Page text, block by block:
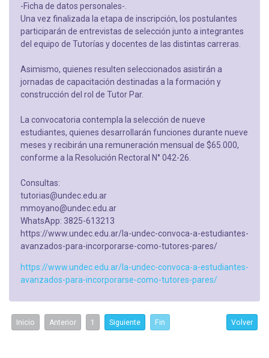
-Ficha de datos personales-.
Una vez finalizada la etapa de inscripción, los postulantes
participarán de entrevistas de selección junto a integrantes
del equipo de Tutorías y docentes de las distintas carreras.
Asimismo, quienes resulten seleccionados asistirán a
jornadas de capacitación destinadas a la formación y
construcción del rol de Tutor Par.
La convocatoria contempla la selección de nueve
estudiantes, quienes desarrollarán funciones durante nueve
meses y recibirán una remuneración mensual de $65.000,
conforme a la Resolución Rectoral N° 042-26.
Consultas:
tutorias@undec.edu.ar
mmoyano@undec.edu.ar
WhatsApp: 3825-613213
https://www.undec.edu.ar/la-undec-convoca-a-estudiantes-
avanzados-para-incorporarse-como-tutores-pares/
https://www.undec.edu.ar/la-undec-convoca-a-estudiantes-
avanzados-para-incorporarse-como-tutores-pares/
Inicio Anterior 1 Siguiente Fin Volver